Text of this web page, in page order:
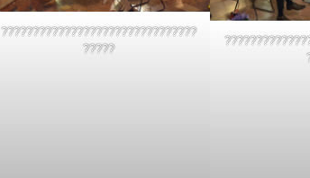
???????????????????????????????
?????